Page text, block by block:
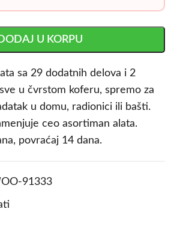
U KORPU
sa 29 dodatnih delova i 2
u čvrstom koferu, spremo za
u domu, radionici ili bašti.
ceo asortiman alata.
povraćaj 14 dana.
91333